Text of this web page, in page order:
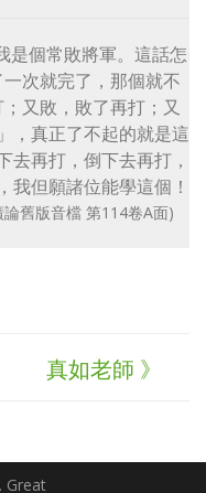
是個常敗將軍。這話怎
次就完了，那個就不
又敗，敗了再打；又
，真正了不起的就是這
去再打，倒下去再打，
我但願諸位能學這個！
舊版音檔 第114卷A面)
真如老師 》
Great